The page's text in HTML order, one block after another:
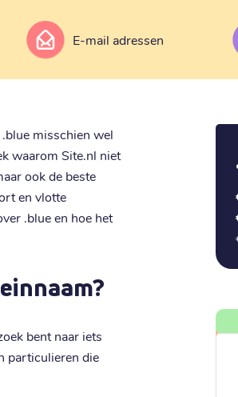
E-mail adressen
misschien wel
waarom Site.nl niet
ook de beste
en vlotte
.blue en hoe het
bent naar iets
particulieren die